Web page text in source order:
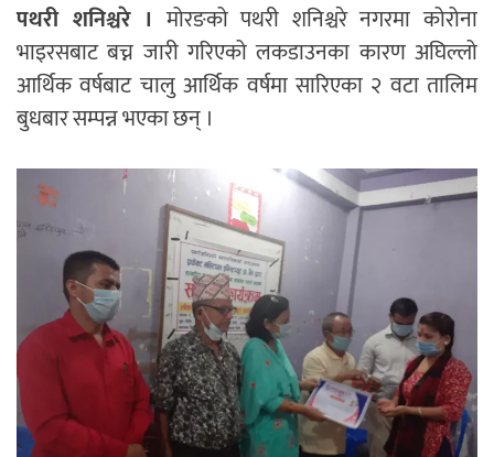
पथरी शनिश्चरे । मोरङको पथरी शनिश्चरे नगरमा कोरोना
भाइरसबाट बच्न जारी गरिएको लकडाउनका कारण अघिल्लो
आर्थिक वर्षबाट चालु आर्थिक वर्षमा सारिएका २ वटा तालिम
बुधबार सम्पन्न भएका छन् ।